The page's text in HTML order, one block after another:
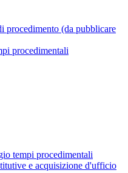
procedimento (da pubblicare
procedimentali
tempi procedimentali
e acquisizione d'ufficio